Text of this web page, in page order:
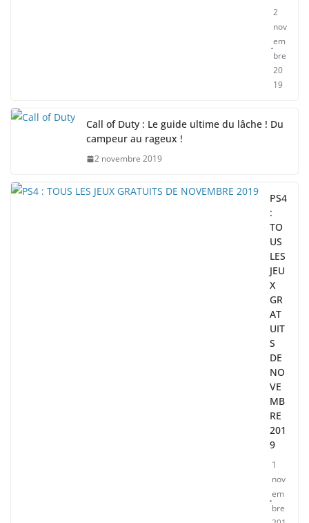
2
nov
em
bre
20
19
Call of Duty : Le guide ultime du lâche ! Du
campeur au rageux !
2 novembre 2019
PS4
:
TO
US
LES
JEU
X
GR
AT
UIT
S
DE
NO
VE
MB
RE
201
9
1
nov
em
bre